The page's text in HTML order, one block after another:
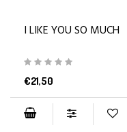
I LIKE YOU SO MUCH
€21,50